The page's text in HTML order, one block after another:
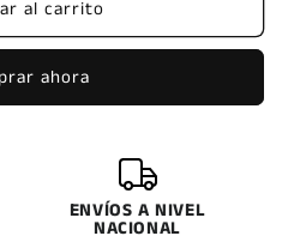
al carrito
ahora
ENVÍOS A NIVEL
NACIONAL